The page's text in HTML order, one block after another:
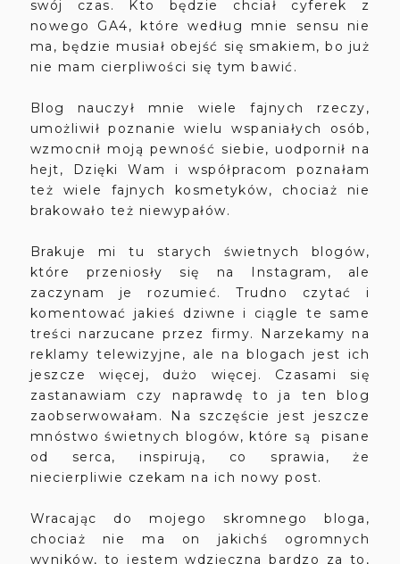
swój czas. Kto będzie chciał cyferek z
nowego GA4, które według mnie sensu nie
ma, będzie musiał obejść się smakiem, bo już
nie mam cierpliwości się tym bawić.
Blog nauczył mnie wiele fajnych rzeczy,
umożliwił poznanie wielu wspaniałych osób,
wzmocnił moją pewność siebie, uodpornił na
hejt, Dzięki Wam i współpracom poznałam
też wiele fajnych kosmetyków, chociaż nie
brakowało też niewypałów.
Brakuje mi tu starych świetnych blogów,
które przeniosły się na Instagram, ale
zaczynam je rozumieć. Trudno czytać i
komentować jakieś dziwne i ciągle te same
treści narzucane przez firmy. Narzekamy na
reklamy telewizyjne, ale na blogach jest ich
jeszcze więcej, dużo więcej. Czasami się
zastanawiam czy naprawdę to ja ten blog
zaobserwowałam. Na szczęście jest jeszcze
mnóstwo świetnych blogów, które są pisane
od serca, inspirują, co sprawia, że
niecierpliwie czekam na ich nowy post.
Wracając do mojego skromnego bloga,
chociaż nie ma on jakichś ogromnych
wyników, to jestem wdzięczna bardzo za to,